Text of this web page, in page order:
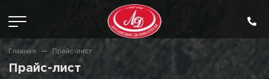
Главная Прайс-лист
Прайс-лист